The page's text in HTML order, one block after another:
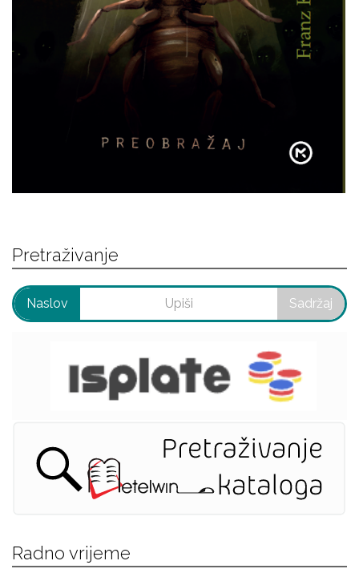
Pretraživanje
Naslov Sadržaj
Radno vrijeme